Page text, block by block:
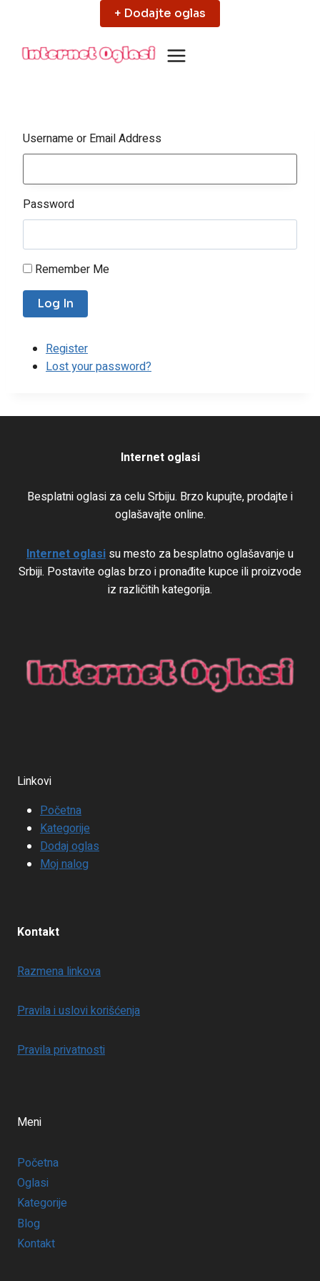
content
+ Dodajte oglas
Username or Email Address
Password
Remember Me
Log In
Register
Lost your password?
Internet oglasi
Besplatni oglasi za celu Srbiju. Brzo kupujte, prodajte i
oglašavajte online.
Internet oglasi su mesto za besplatno oglašavanje u
Srbiji. Postavite oglas brzo i pronađite kupce ili proizvode
iz različitih kategorija.
Linkovi
Početna
Kategorije
Dodaj oglas
Moj nalog
Kontakt
Razmena linkova
Pravila i uslovi korišćenja
Pravila privatnosti
Meni
Početna
Oglasi
Kategorije
Blog
Kontakt